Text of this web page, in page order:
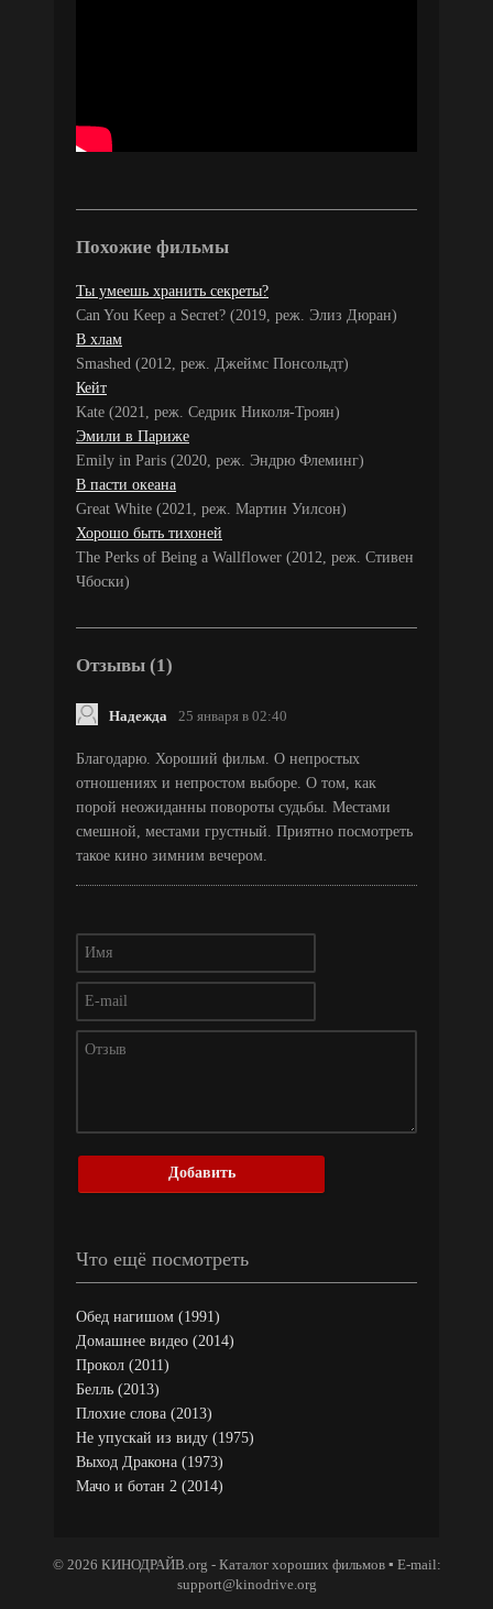
Похожие фильмы
Ты умеешь хранить секреты?
Can You Keep a Secret? (2019, реж. Элиз Дюран)
В хлам
Smashed (2012, реж. Джеймс Понсольдт)
Кейт
Kate (2021, реж. Седрик Николя-Троян)
Эмили в Париже
Emily in Paris (2020, реж. Эндрю Флеминг)
В пасти океана
Great White (2021, реж. Мартин Уилсон)
Хорошо быть тихоней
The Perks of Being a Wallflower (2012, реж. Стивен
Чбоски)
Отзывы (1)
Надежда 25 января в 02:40
Благодарю. Хороший фильм. О непростых
отношениях и непростом выборе. О том, как
порой неожиданны повороты судьбы. Местами
смешной, местами грустный. Приятно посмотреть
такое кино зимним вечером.
Добавить
Что ещё посмотреть
Обед нагишом (1991)
Домашнее видео (2014)
Прокол (2011)
Белль (2013)
Плохие слова (2013)
Не упускай из виду (1975)
Выход Дракона (1973)
Мачо и ботан 2 (2014)
© 2026 КИНОДРАЙВ.org - Каталог хороших фильмов ▪ E-mail:
support@kinodrive.org